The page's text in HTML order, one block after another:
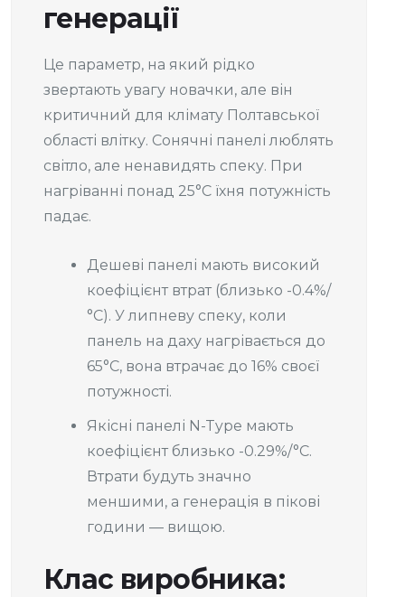
генерації
Це параметр, на який рідко
звертають увагу новачки, але він
критичний для клімату Полтавської
області влітку. Сонячні панелі люблять
світло, але ненавидять спеку. При
нагріванні понад 25°C їхня потужність
падає.
Дешеві панелі мають високий
коефіцієнт втрат (близько -0.4%/
°C). У липневу спеку, коли
панель на даху нагрівається до
65°C, вона втрачає до 16% своєї
потужності.
Якісні панелі N-Type мають
коефіцієнт близько -0.29%/°C.
Втрати будуть значно
меншими, а генерація в пікові
години — вищою.
Клас виробника: